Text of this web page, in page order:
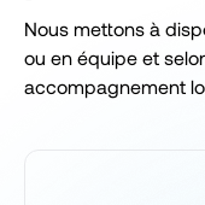
Nous mettons à
ou en équipe et
accompagnement